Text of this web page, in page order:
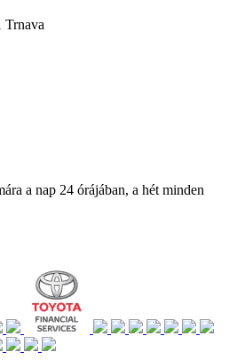
Trnava
a nap 24 órájában, a hét minden